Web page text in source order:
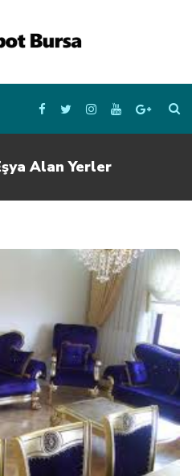
Alan Yerler